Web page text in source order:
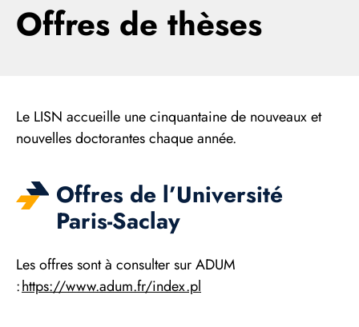
Offres de thèses
Le LISN accueille une cinquantaine de nouveaux et
nouvelles doctorantes chaque année.
Offres de l’Université
Paris-Saclay
Les offres sont à consulter sur ADUM
:https://www.adum.fr/index.pl